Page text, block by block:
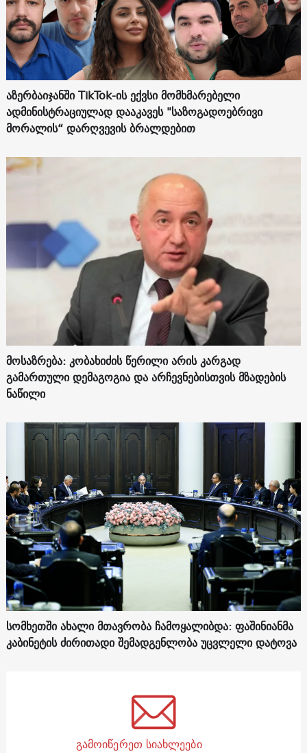
აზერბაიჯანში TikTok-ის ექვსი მომხმარებელი
ადმინისტრაციულად დააკავეს "საზოგადოებრივი
მორალის“ დარღვევის ბრალდებით
მოსაზრება: კობახიძის წერილი არის კარგად
გამართული დემაგოგია და არჩევნებისთვის მზადების
ნაწილი
სომხეთში ახალი მთავრობა ჩამოყალიბდა: ფაშინიანმა
კაბინეტის ძირითადი შემადგენლობა უცვლელი დატოვა
გამოიწერეთ სიახლეები